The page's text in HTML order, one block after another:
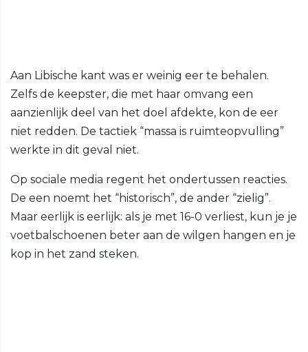
Aan Libische kant was er weinig eer te behalen.
Zelfs de keepster, die met haar omvang een
aanzienlijk deel van het doel afdekte, kon de eer
niet redden. De tactiek “massa is ruimteopvulling”
werkte in dit geval niet.
Op sociale media regent het ondertussen reacties.
De een noemt het “historisch”, de ander “zielig”.
Maar eerlijk is eerlijk: als je met 16-0 verliest, kun je je
voetbalschoenen beter aan de wilgen hangen en je
kop in het zand steken.